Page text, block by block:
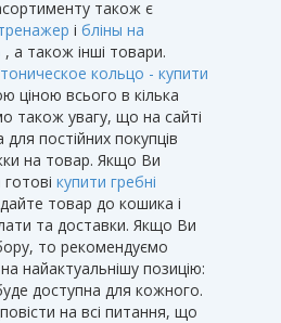
також є
і бліны на
, а також інші товари.
кольцо - купити
ціною всього в кілька
також увагу, що на сайті
для постійних покупців
на товар. Якщо Ви
купити гребні
товар до кошика і
та доставки. Якщо Ви
то рекомендуємо
найактуальнішу позицію:
доступна для кожного.
на всі питання, що